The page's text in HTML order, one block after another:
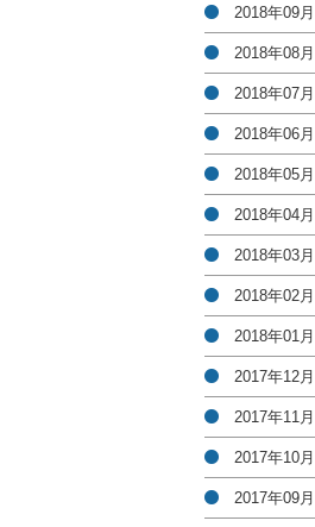
2018年09月
2018年08月
2018年07月
2018年06月
2018年05月
2018年04月
2018年03月
2018年02月
2018年01月
2017年12月
2017年11月
2017年10月
2017年09月